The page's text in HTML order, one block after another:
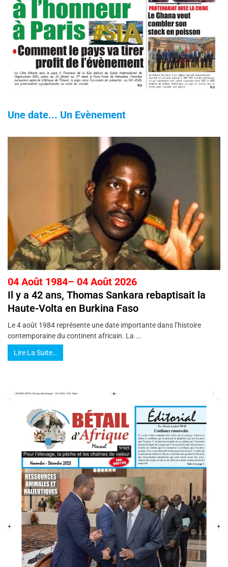
Une date... Un Evènement
04 Août 1984– 04 Août 2026
Il y a 42 ans, Thomas Sankara rebaptisait la
Haute-Volta en Burkina Faso
Le 4 août 1984 représente une date importante dans l’histoire
contemporaine du continent africain. La ...
Lire La Suite…